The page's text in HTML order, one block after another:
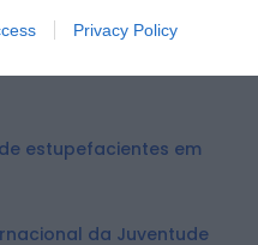
Privacy Policy
estupefacientes em
da Juventude